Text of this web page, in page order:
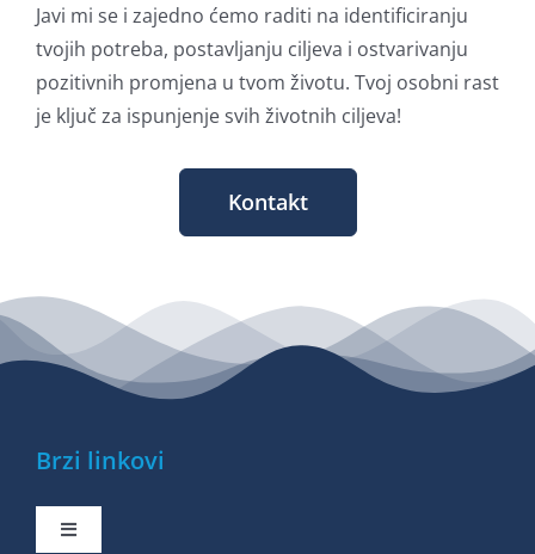
Javi mi se i zajedno ćemo raditi na identificiranju
tvojih potreba, postavljanju ciljeva i ostvarivanju
pozitivnih promjena u tvom životu. Tvoj osobni rast
je ključ za ispunjenje svih životnih ciljeva!
Kontakt
Brzi linkovi
Toggle